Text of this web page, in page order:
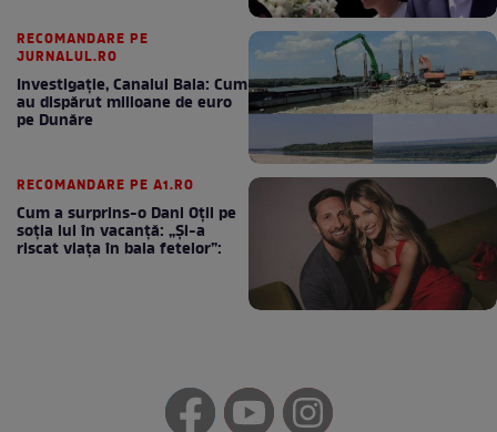
RECOMANDARE PE
JURNALUL.RO
Investigație, Canalul Bala: Cum
au dispărut milioane de euro
pe Dunăre
RECOMANDARE PE A1.RO
Cum a surprins-o Dani Oțil pe
soția lui în vacanță: „Și-a
riscat viața în baia fetelor”: